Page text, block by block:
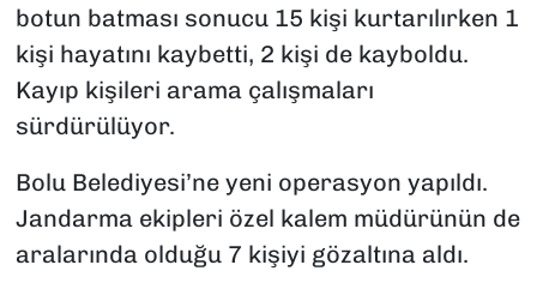
botun batması sonucu 15 kişi kurtarılırken 1
kişi hayatını kaybetti, 2 kişi de kayboldu.
Kayıp kişileri arama çalışmaları
sürdürülüyor.
Bolu Belediyesi’ne yeni operasyon yapıldı.
Jandarma ekipleri özel kalem müdürünün de
aralarında olduğu 7 kişiyi gözaltına aldı.